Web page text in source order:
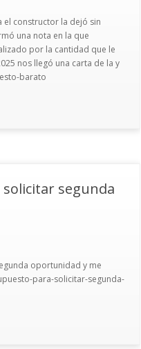
el constructor la dejó sin
una nota en la que
por la cantidad que le
nos llegó una carta de la y
barato
segunda
oportunidad y me
para-solicitar-segunda-